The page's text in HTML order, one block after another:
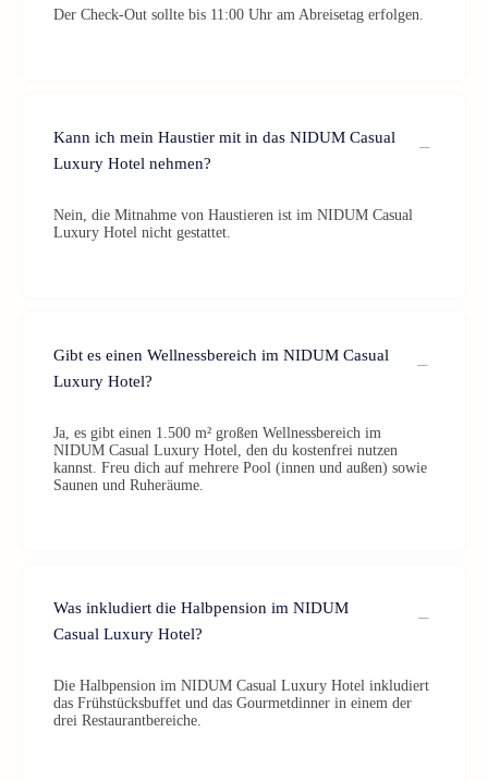
Der Check-Out sollte bis 11:00 Uhr am Abreisetag erfolgen.
Kann ich mein Haustier mit in das NIDUM Casual
Luxury Hotel nehmen?
Nein, die Mitnahme von Haustieren ist im NIDUM Casual
Luxury Hotel nicht gestattet.
Gibt es einen Wellnessbereich im NIDUM Casual
Luxury Hotel?
Ja, es gibt einen 1.500 m² großen Wellnessbereich im
NIDUM Casual Luxury Hotel, den du kostenfrei nutzen
kannst. Freu dich auf mehrere Pool (innen und außen) sowie
Saunen und Ruheräume.
Was inkludiert die Halbpension im NIDUM
Casual Luxury Hotel?
Die Halbpension im NIDUM Casual Luxury Hotel inkludiert
das Frühstücksbuffet und das Gourmetdinner in einem der
drei Restaurantbereiche.